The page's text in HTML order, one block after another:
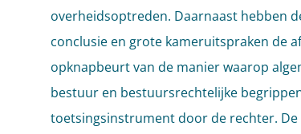
overheidsoptreden. Daarnaast hebben
conclusie en grote kameruitspraken de
opknapbeurt van de manier waarop
bestuur en bestuursrechtelijke
toetsingsinstrument door de rechter.